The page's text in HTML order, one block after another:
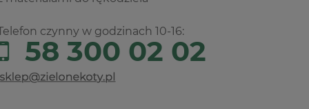
czynny w godzinach 10-16:
58 300 02 02